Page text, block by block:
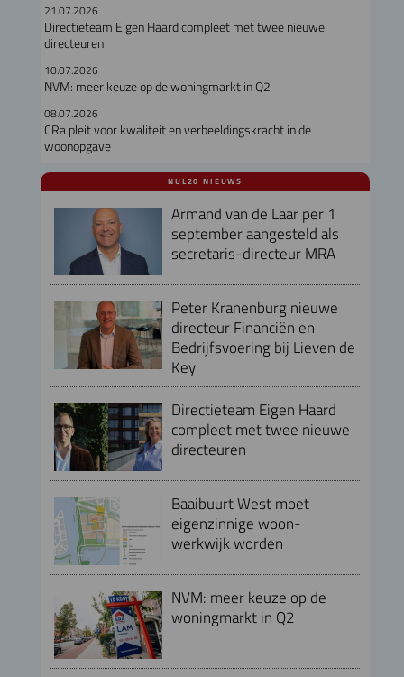
21.07.2026
Directieteam Eigen Haard compleet met twee nieuwe
directeuren
10.07.2026
NVM: meer keuze op de woningmarkt in Q2
08.07.2026
CRa pleit voor kwaliteit en verbeeldingskracht in de
woonopgave
NUL20 NIEUWS
Armand van de Laar per 1
september aangesteld als
secretaris-directeur MRA
Peter Kranenburg nieuwe
directeur Financiën en
Bedrijfsvoering bij Lieven de
Key
Directieteam Eigen Haard
compleet met twee nieuwe
directeuren
Baaibuurt West moet
eigenzinnige woon-
werkwijk worden
NVM: meer keuze op de
woningmarkt in Q2